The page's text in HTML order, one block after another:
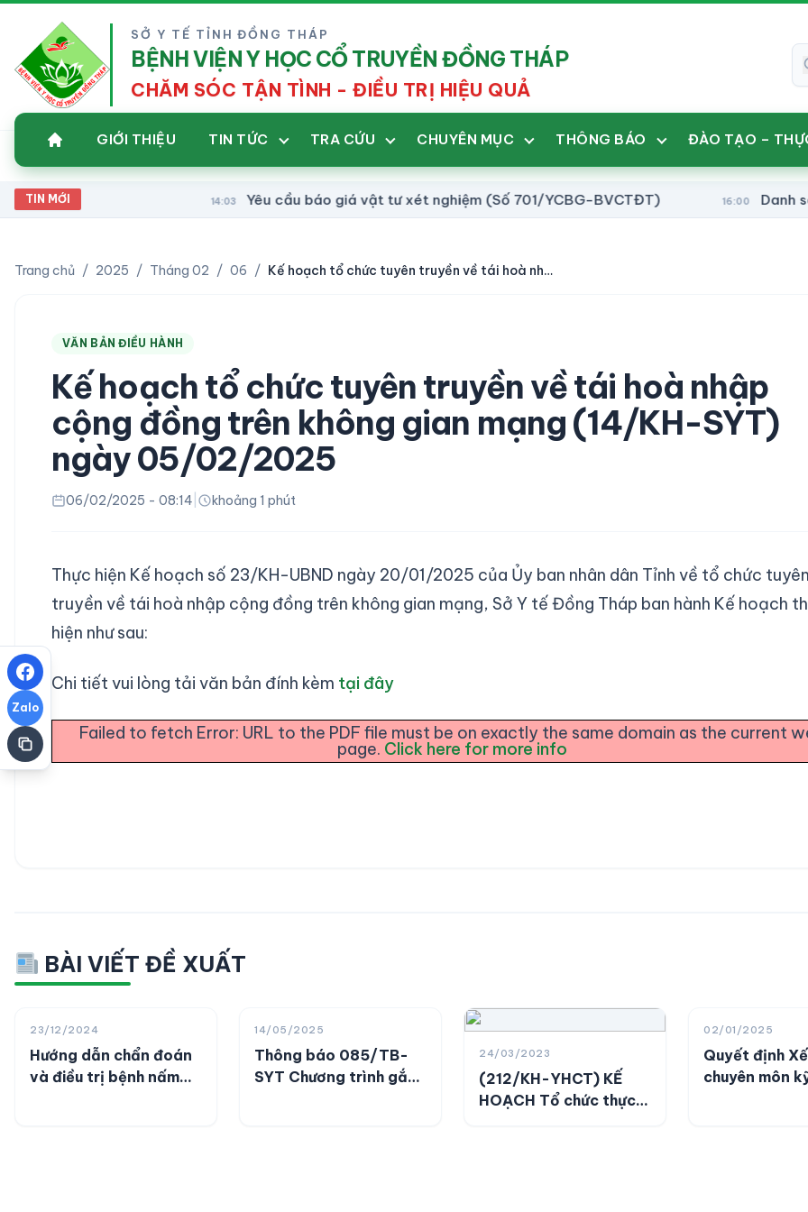
SỞ Y TẾ TỈNH ĐỒNG THÁP
BỆNH VIỆN Y HỌC CỔ TRUYỀN ĐỒNG THÁP
CHĂM SÓC TẬN TÌNH - ĐIỀU TRỊ HIỆU QUẢ
GIỚI THIỆU TIN TỨC TRA CỨU CHUYÊN MỤC THÔNG BÁO ĐÀO TẠO –
TIN MỚI Yêu cầu báo giá vật tư xét nghiệm (Số 701/YCBG-BVCTĐT) Danh sách
Zalo
Trang chủ / 2025 / Tháng 02 / 06 / Kế hoạch tổ chức tuyên truyền về tái hoà nhập cộng đồng trên không gian mạng (14/KH-SYT) ngày 05/02/2025
VĂN BẢN ĐIỀU HÀNH
Kế hoạch tổ chức tuyên truyền về tái hoà nhập
cộng đồng trên không gian mạng (14/KH-SYT)
ngày 05/02/2025
06/02/2025 - 08:14 khoảng 1 phút
Thực hiện Kế hoạch số 23/KH-UBND ngày 20/01/2025 của Ủy ban nhân dân Tỉnh về tổ chức tuyên
truyền về tái hoà nhập cộng đồng trên không gian mạng, Sở Y tế Đồng Tháp ban hành Kế hoạch
hiện như sau:
Chi tiết vui lòng tải văn bản đính kèm tại đây
Failed to fetch Error: URL to the PDF file must be on exactly the same domain as the current
page. Click here for more info
BÀI VIẾT ĐỀ XUẤT
23/12/2024
Hướng dẫn chẩn đoán
và điều trị bệnh nấm
14/05/2025
Thông báo 085/TB-
SYT Chương trình gắn
24/03/2023
(212/KH-YHCT) KẾ
HOẠCH Tổ chức thực
02/01/2025
Quyết định
chuyên môn